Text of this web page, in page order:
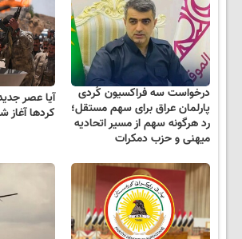
درخواست سه فراکسیون کُردی
پارلمان عراق برای سهم مستقل؛
رد هرگونه سهم از مسیر اتحادیه
میهنی و حزب دمکرات
آیا عصر
کردها